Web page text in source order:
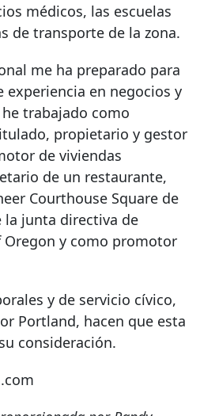
médicos, las escuelas
de transporte de la zona.
me ha preparado para
experiencia en negocios y
trabajado como
propietario y gestor
de viviendas
de un restaurante,
Courthouse Square de
junta directiva de
Oregon y como promotor
y de servicio cívico,
Portland, hacen que esta
consideración.